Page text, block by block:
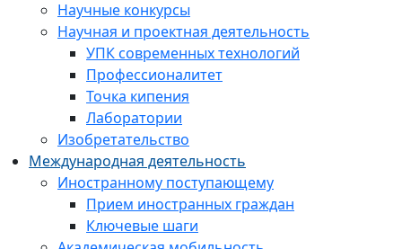
Научные конкурсы
Научная и проектная деятельность
УПК современных технологий
Профессионалитет
Точка кипения
Лаборатории
Изобретательство
Международная деятельность
Иностранному поступающему
Прием иностранных граждан
Ключевые шаги